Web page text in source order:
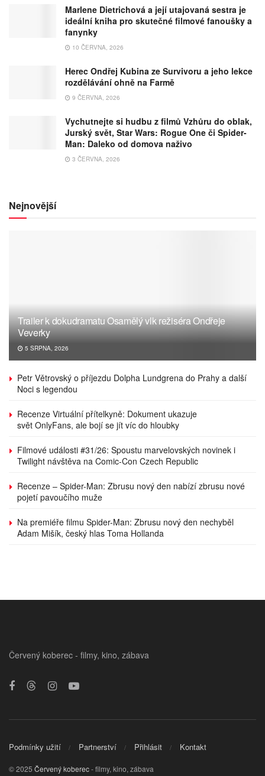
Marlene Dietrichová a její utajovaná sestra je
ideální kniha pro skutečné filmové fanoušky a
fanynky
10 ČERVNA, 2026
Herec Ondřej Kubina ze Survivoru a jeho lekce
rozdělávání ohně na Farmě
9 ČERVNA, 2026
Vychutnejte si hudbu z filmů Vzhůru do oblak,
Jurský svět, Star Wars: Rogue One či Spider-
Man: Daleko od domova naživo
3 ČERVNA, 2026
Nejnovější
Trailer k dokudramatu Osamělý vlk režiséra Ondřeje
Veverky
5 SRPNA, 2026
Petr Větrovský o příjezdu Dolpha Lundgrena do Prahy a další
Noci s legendou
Recenze Virtuální přítelkyně: Dokument ukazuje
svět OnlyFans, ale bojí se jít víc do hloubky
Filmové události #31/26: Spoustu marvelovských novinek i
Twilight návštěva na Comic-Con Czech Republic
Recenze – Spider-Man: Zbrusu nový den nabízí zbrusu nové
pojetí pavoučího muže
Na premiéře filmu Spider-Man: Zbrusu nový den nechyběl
Adam Mišík, český hlas Toma Hollanda
Červený koberec - filmy, kino, zábava
Podmínky užití Partnerství Přihlásit Kontakt
© 2025 Červený koberec- filmy, kino, zábava